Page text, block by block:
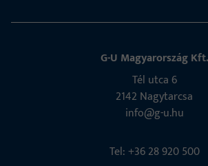
G-U Magyarország Kft.
Tél utca 6
2142 Nagytarcsa
info@g-u.hu
Tel: +36 28 920 500